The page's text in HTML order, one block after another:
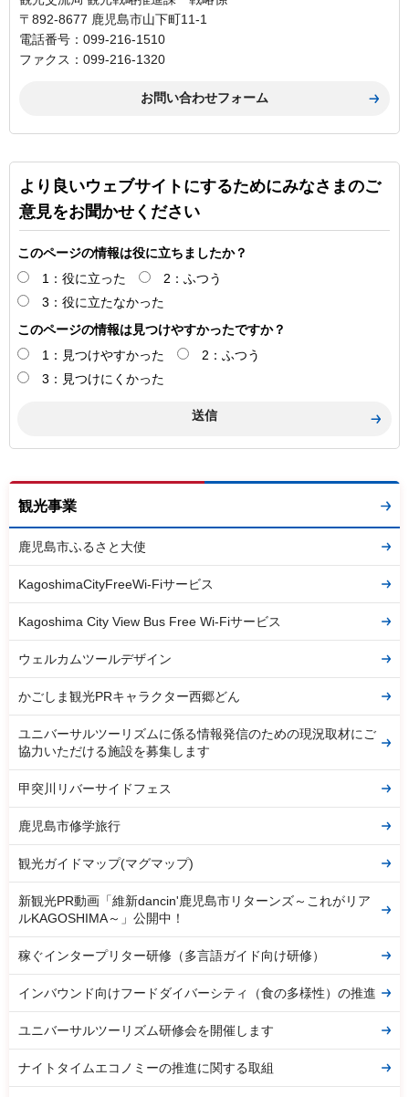
〒892-8677 鹿児島市山下町11-1
電話番号：099-216-1510
ファクス：099-216-1320
より良いウェブサイトにするためにみなさまのご
意見をお聞かせください
このページの情報は役に立ちましたか？
1：役に立った
2：ふつう
3：役に立たなかった
このページの情報は見つけやすかったですか？
1：見つけやすかった
2：ふつう
3：見つけにくかった
観光事業
鹿児島市ふるさと大使
KagoshimaCityFreeWi-Fiサービス
Kagoshima City View Bus Free Wi-Fiサービス
ウェルカムツールデザイン
かごしま観光PRキャラクター西郷どん
ユニバーサルツーリズムに係る情報発信のための現況取材にご
協力いただける施設を募集します
甲突川リバーサイドフェス
鹿児島市修学旅行
観光ガイドマップ(マグマップ)
新観光PR動画「維新dancin'鹿児島市リターンズ～これがリア
ルKAGOSHIMA～」公開中！
稼ぐインタープリター研修（多言語ガイド向け研修）
インバウンド向けフードダイバーシティ（食の多様性）の推進
ユニバーサルツーリズム研修会を開催します
ナイトタイムエコノミーの推進に関する取組